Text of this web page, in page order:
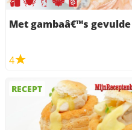
Met gambaâ€™s
4
RECEPT